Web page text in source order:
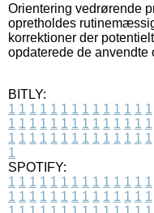
Orientering vedrørende
opretholdes
korrektioner der
opdaterede de anvendte
BITLY:
1 1 1 1 1 1 1 1 1 1 1 1 1 1
1 1 1 1 1 1 1 1 1 1 1 1 1 1
1 1 1 1 1 1 1 1 1 1 1 1 1 1
1
SPOTIFY:
1 1 1 1 1 1 1 1 1 1 1 1 1 1
1 1 1 1 1 1 1 1 1 1 1 1 1 1